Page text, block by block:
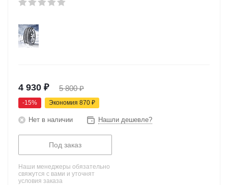
4 930 ₽ 5 800₽
-15% Экономия 870 ₽
Нет в наличии Нашли дешевле?
Под заказ
Наши менеджеры обязательно
свяжутся с вами и уточнят
условия заказа